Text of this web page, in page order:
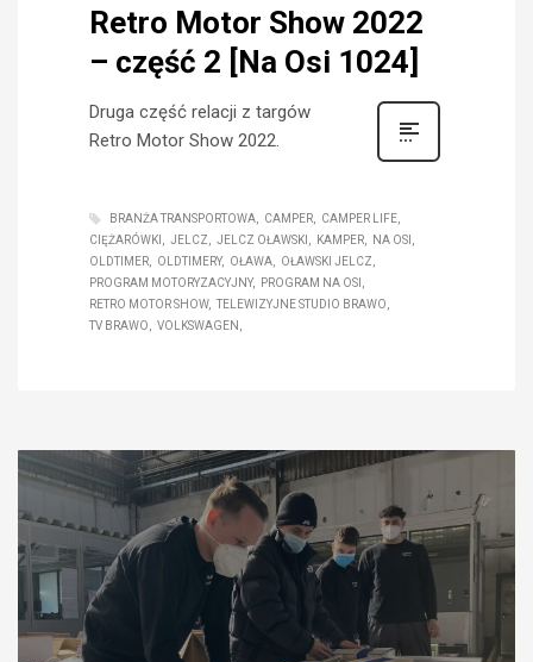
Retro Motor Show 2022
– część 2 [Na Osi 1024]
Druga część relacji z targów
Retro Motor Show 2022.
BRANŻA TRANSPORTOWA CAMPER
CAMPER LIFE
CIĘŻARÓWKI
JELCZ JELCZ OŁAWSKI KAMPER
NA OSI
OLDTIMER
OLDTIMERY OŁAWA
OŁAWSKI JELCZ
PROGRAM MOTORYZACYJNY
PROGRAM NA OSI
RETRO MOTOR SHOW
TELEWIZYJNE STUDIO BRAWO
TV BRAWO
VOLKSWAGEN